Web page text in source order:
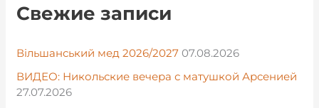
Свежие записи
Вільшанський мед 2026/2027 07.08.2026
ВИДЕО: Никольские вечера с матушкой Арсенией
27.07.2026